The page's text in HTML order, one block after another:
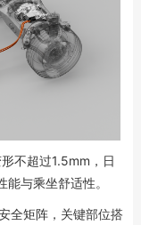
不超过1.5mm，日
与乘坐舒适性。
全矩阵，关键部位搭